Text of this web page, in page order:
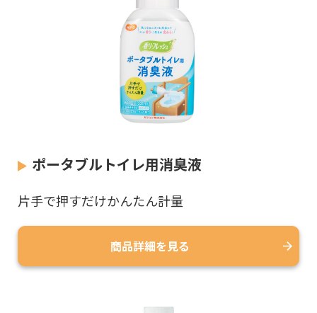
ポータブルトイレ用消臭液
片手で押すだけかんたん計量
商品詳細を見る